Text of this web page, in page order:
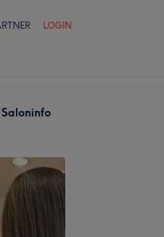
LOGIN
Saloninfo